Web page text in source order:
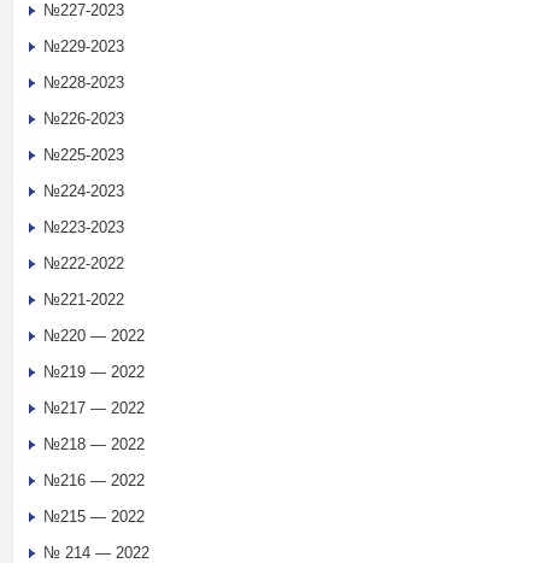
№227-2023
№229-2023
№228-2023
№226-2023
№225-2023
№224-2023
№223-2023
№222-2022
№221-2022
№220 — 2022
№219 — 2022
№217 — 2022
№218 — 2022
№216 — 2022
№215 — 2022
№ 214 — 2022